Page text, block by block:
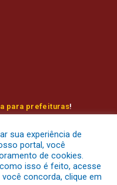
para prefeituras!
onde garantimos em
Pública
sua experiência de
portal, você
de cookies.
isso é feito, acesse
você concorda, clique em